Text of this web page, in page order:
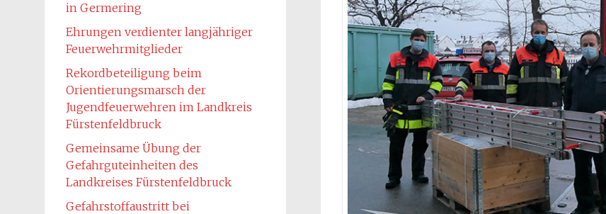
in Germering
Ehrungen verdienter langjähriger
Feuerwehrmitglieder
Rekordbeteiligung beim
Orientierungsmarsch der
Jugendfeuerwehren im Landkreis
Fürstenfeldbruck
Gemeinsame Übung der
Gefahrguteinheiten des
Landkreises Fürstenfeldbruck
Gefahrstoffaustritt bei